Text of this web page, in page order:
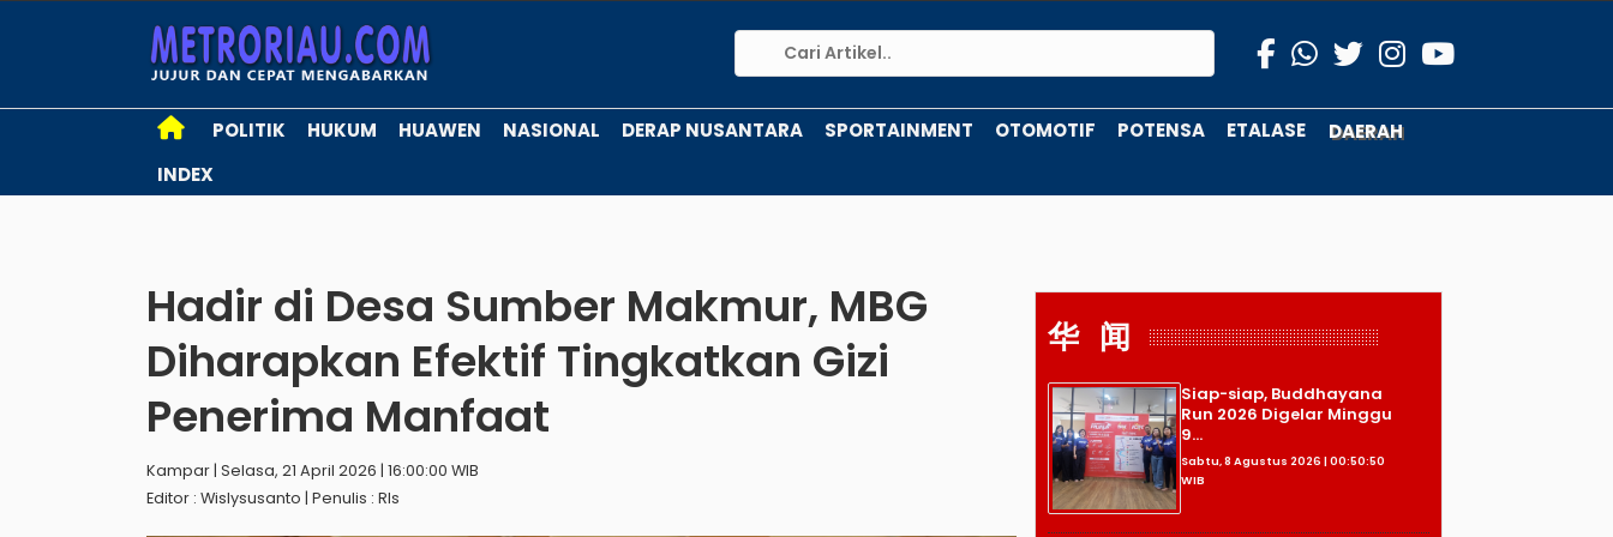
POLITIK HUKUM HUAWEN NASIONAL DERAP NUSANTARA SPORTAINMENT OTOMOTIF POTENSA ETALASE
DAERAH
INDEX
Hadir di Desa Sumber Makmur, MBG
Diharapkan Efektif Tingkatkan Gizi
Penerima Manfaat
Kampar | Selasa, 21 April 2026 | 16:00:00 WIB
Editor : Wislysusanto | Penulis : Rls
华 闻
Siap-siap, Buddhayana
Run 2026 Digelar Minggu
9...
Sabtu, 8 Agustus 2026 | 00:50:50
WIB